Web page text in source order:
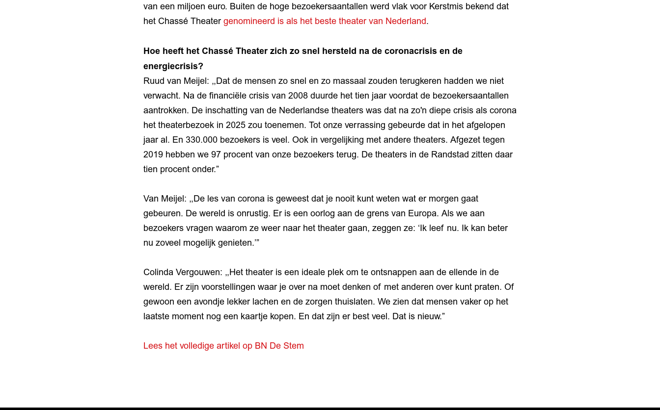
van een miljoen euro. Buiten de hoge bezoekersaantallen werd vlak voor Kerstmis bekend dat
het Chassé Theater genomineerd is als het beste theater van Nederland.
Hoe heeft het Chassé Theater zich zo snel hersteld na de coronacrisis en de
energiecrisis?
Ruud van Meijel: ,,Dat de mensen zo snel en zo massaal zouden terugkeren hadden we niet
verwacht. Na de financiële crisis van 2008 duurde het tien jaar voordat de bezoekersaantallen
aantrokken. De inschatting van de Nederlandse theaters was dat na zo'n diepe crisis als corona
het theaterbezoek in 2025 zou toenemen. Tot onze verrassing gebeurde dat in het afgelopen
jaar al. En 330.000 bezoekers is veel. Ook in vergelijking met andere theaters. Afgezet tegen
2019 hebben we 97 procent van onze bezoekers terug. De theaters in de Randstad zitten daar
tien procent onder.”
Van Meijel: ,,De les van corona is geweest dat je nooit kunt weten wat er morgen gaat
gebeuren. De wereld is onrustig. Er is een oorlog aan de grens van Europa. Als we aan
bezoekers vragen waarom ze weer naar het theater gaan, zeggen ze: ‘Ik leef nu. Ik kan beter
nu zoveel mogelijk genieten.’”
Colinda Vergouwen: ,,Het theater is een ideale plek om te ontsnappen aan de ellende in de
wereld. Er zijn voorstellingen waar je over na moet denken of met anderen over kunt praten. Of
gewoon een avondje lekker lachen en de zorgen thuislaten. We zien dat mensen vaker op het
laatste moment nog een kaartje kopen. En dat zijn er best veel. Dat is nieuw.”
Lees het volledige artikel op BN De Stem